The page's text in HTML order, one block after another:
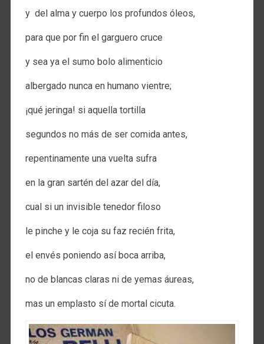
y del alma y cuerpo los profundos óleos,
para que por fin el garguero cruce
y sea ya el sumo bolo alimenticio
albergado nunca en humano vientre;
¡qué jeringa! si aquella tortilla
segundos no más de ser comida antes,
repentinamente una vuelta sufra
en la gran sartén del azar del día,
cual si un invisible tenedor filoso
le pinche y le coja su faz recién frita,
el envés poniendo así boca arriba,
no de blancas claras ni de yemas áureas,
mas un emplasto sí de mortal cicuta.